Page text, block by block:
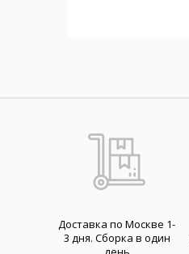
Доставка по Москве 1-
3 дня. Cборка в один